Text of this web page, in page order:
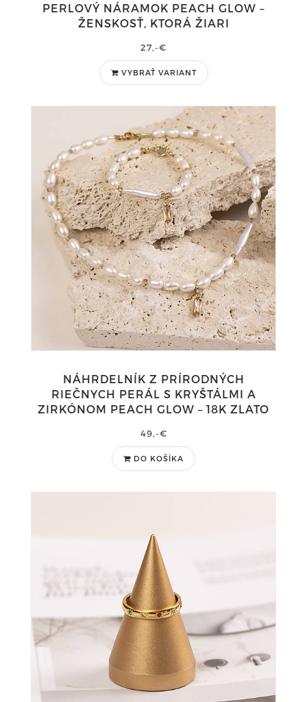
PERLOVÝ NÁRAMOK PEACH GLOW –
ŽENSKOSŤ, KTORÁ ŽIARI
27,-€
VYBRAŤ VARIANT
NÁHRDELNÍK Z PRÍRODNÝCH
RIEČNYCH PERÁL S KRYŠTÁLMI A
ZIRKÓNOM PEACH GLOW – 18K ZLATO
49,-€
DO KOŠÍKA